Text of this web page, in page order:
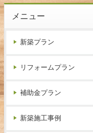
メニュー
新築プラン
リフォームプラン
補助金プラン
新築施工事例